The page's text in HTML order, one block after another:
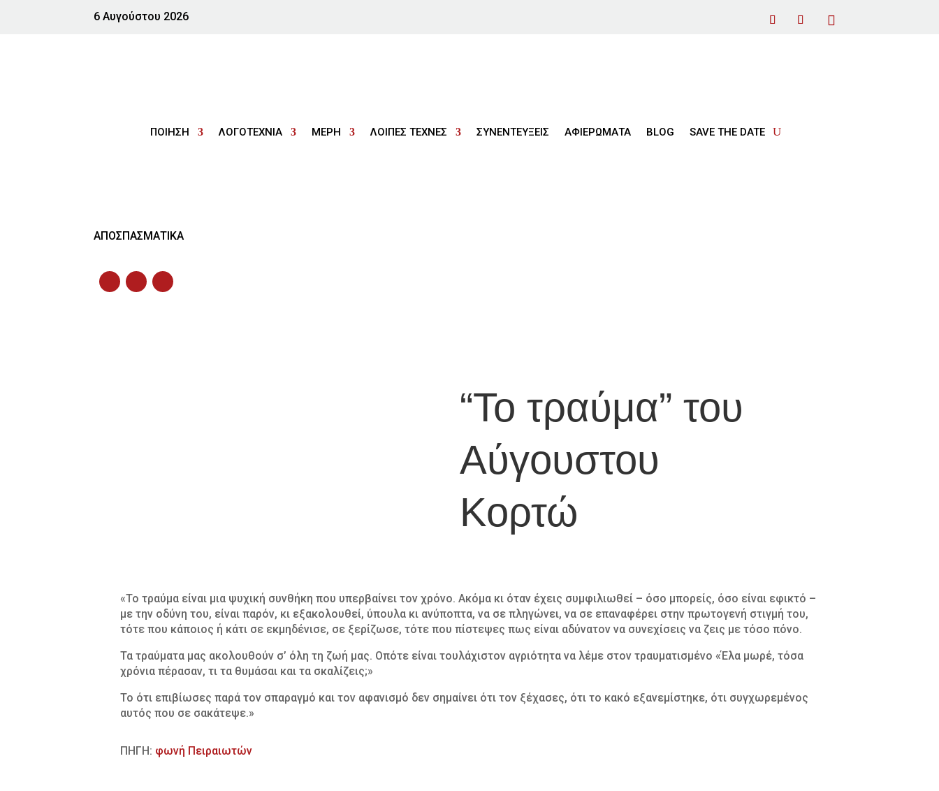
6 Αυγούστου 2026
ΠΟΙΗΣΗ ΛΟΓΟΤΕΧΝΙΑ ΜΕΡΗ ΛΟΙΠΕΣ ΤΕΧΝΕΣ ΣΥΝΕΝΤΕΥΞΕΙΣ ΑΦΙΕΡΩΜΑΤΑ BLOG SAVE THE DATE
ΑΠΟΣΠΑΣΜΑΤΙΚΑ
“Το τραύμα” του
Αύγουστου
Κορτώ
«Το τραύμα είναι μια ψυχική συνθήκη που υπερβαίνει τον χρόνο. Ακόμα κι όταν έχεις συμφιλιωθεί – όσο μπορείς, όσο είναι εφικτό –
με την οδύνη του, είναι παρόν, κι εξακολουθεί, ύπουλα κι ανύποπτα, να σε πληγώνει, να σε επαναφέρει στην πρωτογενή στιγμή του,
τότε που κάποιος ή κάτι σε εκμηδένισε, σε ξερίζωσε, τότε που πίστεψες πως είναι αδύνατον να συνεχίσεις να ζεις με τόσο πόνο.
Τα τραύματα μας ακολουθούν σ’ όλη τη ζωή μας. Οπότε είναι τουλάχιστον αγριότητα να λέμε στον τραυματισμένο «Έλα μωρέ, τόσα
χρόνια πέρασαν, τι τα θυμάσαι και τα σκαλίζεις;»
Το ότι επιβίωσες παρά τον σπαραγμό και τον αφανισμό δεν σημαίνει ότι τον ξέχασες, ότι το κακό εξανεμίστηκε, ότι συγχωρεμένος
αυτός που σε σακάτεψε.»
ΠΗΓΗ: φωνή Πειραιωτών